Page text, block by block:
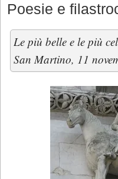
Poesie e
Le più belle e le più
San Martino, 11